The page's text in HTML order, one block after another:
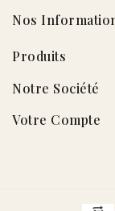
Nos
Produits
Notre Société
Votre Compte